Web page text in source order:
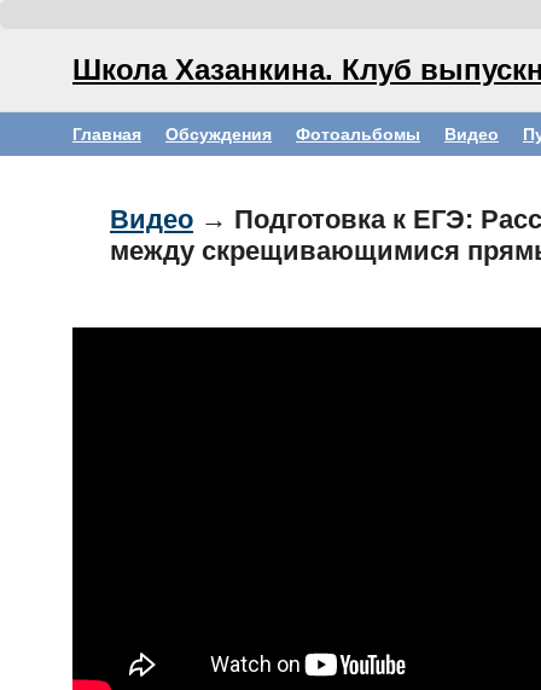
Школа Хазанкина. Клуб
Главная Обсуждения Фотоальбомы Видео
Видео → Подготовка к ЕГЭ:
между скрещивающимися